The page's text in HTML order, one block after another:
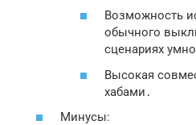
Возможность
обычного
сценариях
Высокая
хабами․
Минусы: